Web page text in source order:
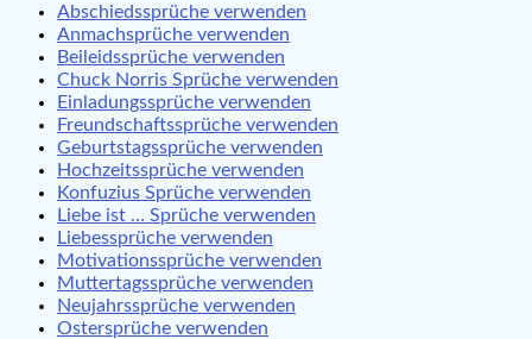
Abschiedssprüche verwenden
Anmachsprüche verwenden
Beileidssprüche verwenden
Chuck Norris Sprüche verwenden
Einladungssprüche verwenden
Freundschaftssprüche verwenden
Geburtstagssprüche verwenden
Hochzeitssprüche verwenden
Konfuzius Sprüche verwenden
Liebe ist … Sprüche verwenden
Liebessprüche verwenden
Motivationssprüche verwenden
Muttertagssprüche verwenden
Neujahrssprüche verwenden
Ostersprüche verwenden